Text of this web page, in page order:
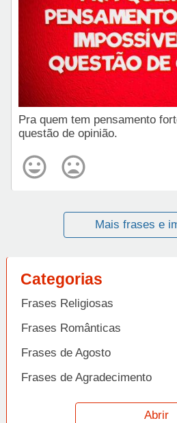
Pra quem tem pensamento
questão de opinião.
Mais frases e
Categorias
Frases Religiosas
Frases Românticas
Frases de Agosto
Frases de Agradecimento
Frases de Amizade
Abrir